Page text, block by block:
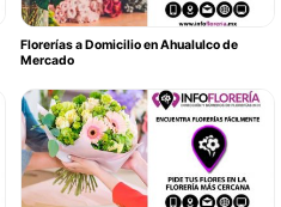
Florerías a Domicilio en Ahualulco de
Mercado